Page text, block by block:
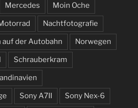
Mercedes Moin Oche
Nachtfotografie
auf der Autobahn Norwegen
Schrauberkram
Sony A7II Sony Nex-6